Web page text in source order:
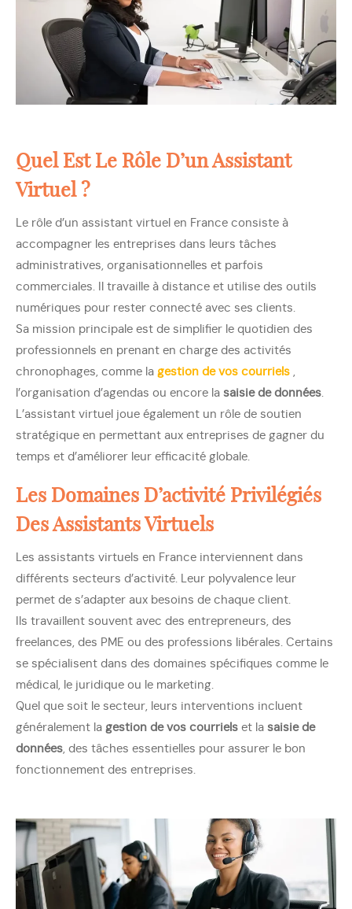
Quel Est Le Rôle D’un Assistant
Virtuel ?
Le rôle d’un assistant virtuel en France consiste à
accompagner les entreprises dans leurs tâches
administratives, organisationnelles et parfois
commerciales. Il travaille à distance et utilise des outils
numériques pour rester connecté avec ses clients.
Sa mission principale est de simplifier le quotidien des
professionnels en prenant en charge des activités
chronophages, comme la gestion de vos courriels ,
l’organisation d’agendas ou encore la saisie de données.
L’assistant virtuel joue également un rôle de soutien
stratégique en permettant aux entreprises de gagner du
temps et d’améliorer leur efficacité globale.
Les Domaines D’activité Privilégiés
Des Assistants Virtuels
Les assistants virtuels en France interviennent dans
différents secteurs d’activité. Leur polyvalence leur
permet de s’adapter aux besoins de chaque client.
Ils travaillent souvent avec des entrepreneurs, des
freelances, des PME ou des professions libérales. Certains
se spécialisent dans des domaines spécifiques comme le
médical, le juridique ou le marketing.
Quel que soit le secteur, leurs interventions incluent
généralement la gestion de vos courriels et la saisie de
données, des tâches essentielles pour assurer le bon
fonctionnement des entreprises.